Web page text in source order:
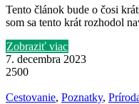
Tento článok bude o čosi
som sa tento krát rozhodol
Zobraziť viac
7. decembra 2023
2500
Cestovanie, Poznatky,